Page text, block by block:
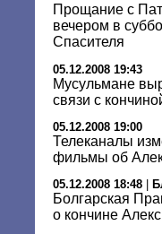
Прощание с
вечером в
Спасителя
05.12.2008 19:43
Мусульмане
связи с
05.12.2008 19:00
Телеканалы
фильмы об
05.12.2008 18:48
Болгарская
о кончине